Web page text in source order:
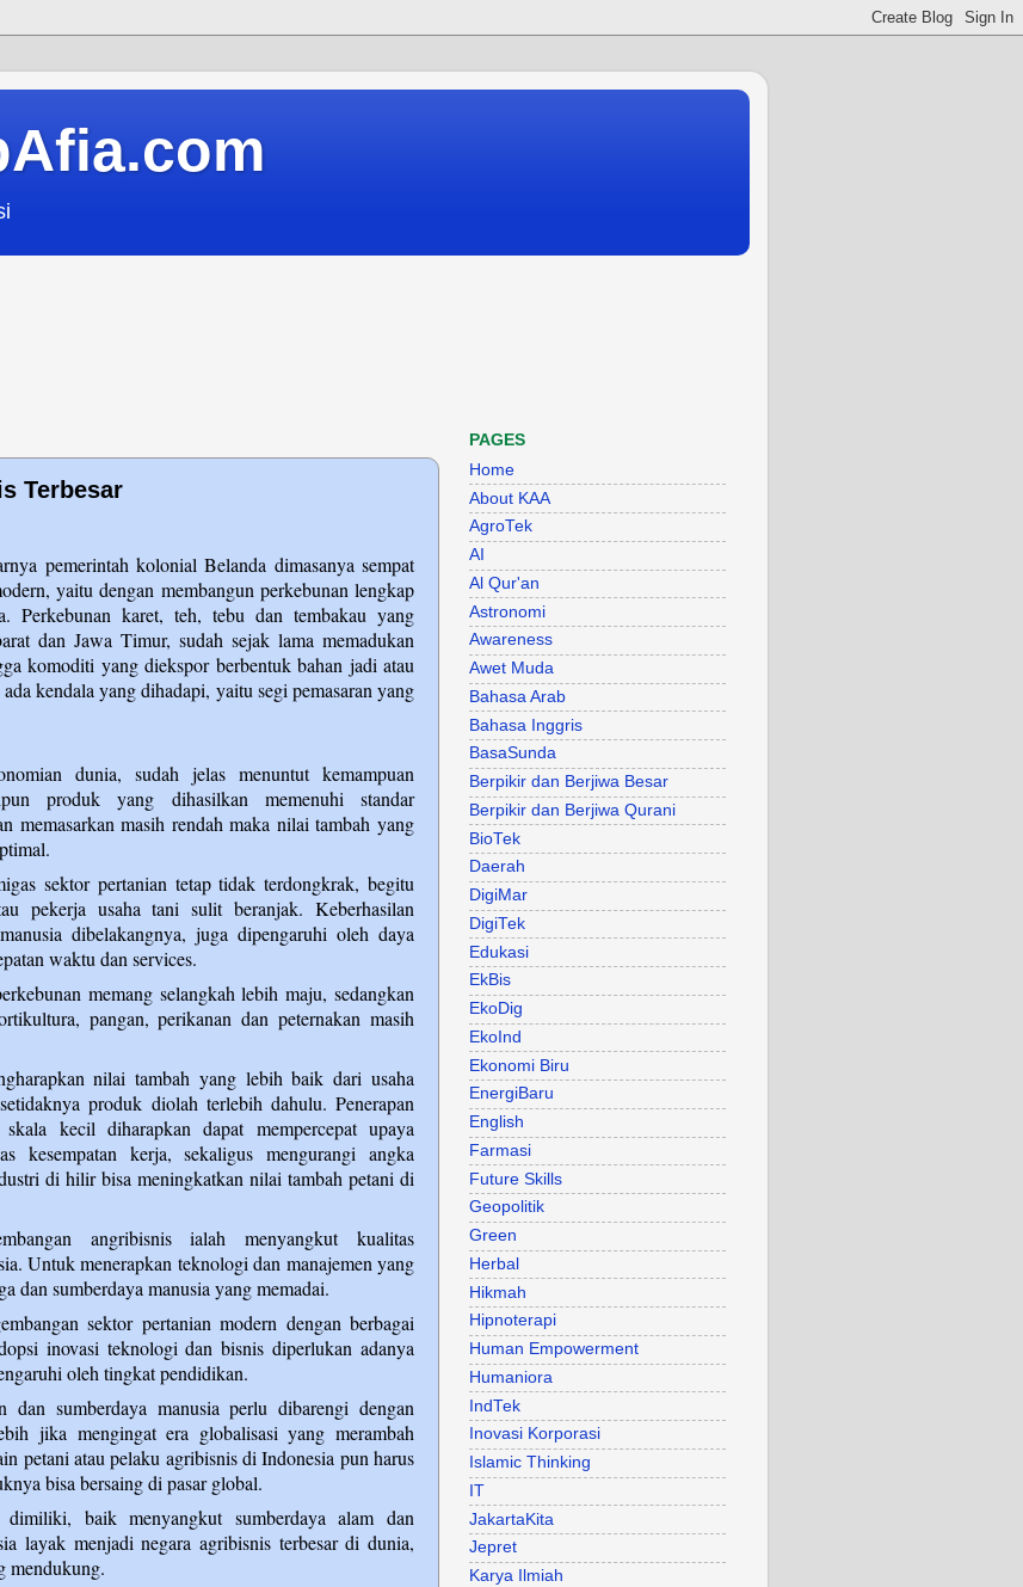
Terbesar
pemerintah kolonial Belanda dimasanya sempat
yaitu dengan membangun perkebunan lengkap
Perkebunan karet, teh, tebu dan tembakau yang
dan Jawa Timur, sudah sejak lama memadukan
komoditi yang diekspor berbentuk bahan jadi atau
kendala yang dihadapi, yaitu segi pemasaran yang
dunia, sudah jelas menuntut kemampuan
produk yang dihasilkan memenuhi standar
memasarkan masih rendah maka nilai tambah yang
sektor pertanian tetap tidak terdongkrak, begitu
pekerja usaha tani sulit beranjak. Keberhasilan
dibelakangnya, juga dipengaruhi oleh daya
waktu dan services.
memang selangkah lebih maju, sedangkan
pangan, perikanan dan peternakan masih
nilai tambah yang lebih baik dari usaha
produk diolah terlebih dahulu. Penerapan
kecil diharapkan dapat mempercepat upaya
kesempatan kerja, sekaligus mengurangi angka
di hilir bisa meningkatkan nilai tambah petani di
angribisnis ialah menyangkut kualitas
Untuk menerapkan teknologi dan manajemen yang
dan sumberdaya manusia yang memadai.
sektor pertanian modern dengan berbagai
inovasi teknologi dan bisnis diperlukan adanya
oleh tingkat pendidikan.
dan sumberdaya manusia perlu dibarengi dengan
jika mengingat era globalisasi yang merambah
petani atau pelaku agribisnis di Indonesia pun harus
bisa bersaing di pasar global.
baik menyangkut sumberdaya alam dan
layak menjadi negara agribisnis terbesar di dunia,
mendukung.
PAGES
Home
About KAA
AgroTek
AI
Al Qur'an
Astronomi
Awareness
Awet Muda
Bahasa Arab
Bahasa Inggris
BasaSunda
Berpikir dan Berjiwa Besar
Berpikir dan Berjiwa Qurani
BioTek
Daerah
DigiMar
DigiTek
Edukasi
EkBis
EkoDig
EkoInd
Ekonomi Biru
EnergiBaru
English
Farmasi
Future Skills
Geopolitik
Green
Herbal
Hikmah
Hipnoterapi
Human Empowerment
Humaniora
IndTek
Inovasi Korporasi
Islamic Thinking
IT
JakartaKita
Jepret
Karya Ilmiah